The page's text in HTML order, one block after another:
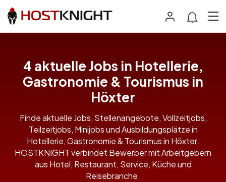
4 aktuelle Jobs in Hotellerie,
Gastronomie & Tourismus in
Höxter
Finde aktuelle Jobs, Stellenangebote, Vollzeitjobs,
Teilzeitjobs, Minijobs und Ausbildungsplätze in
Hotellerie, Gastronomie & Tourismus in Höxter.
HOSTKNIGHT verbindet Bewerber mit Arbeitgebern
aus Hotel, Restaurant, Service, Küche und
Reisebranche.